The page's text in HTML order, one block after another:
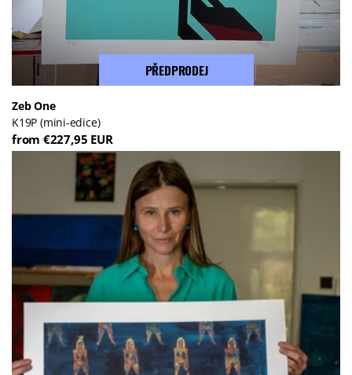
PŘEDPRODEJ
Zeb One
K19P (mini-edice)
from €227,95 EUR